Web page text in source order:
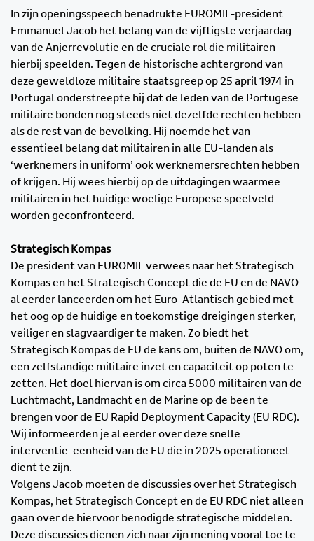
In zijn openingsspeech benadrukte EUROMIL-president
Emmanuel Jacob het belang van de vijftigste verjaardag
van de Anjerrevolutie en de cruciale rol die militairen
hierbij speelden. Tegen de historische achtergrond van
deze geweldloze militaire staatsgreep op 25 april 1974 in
Portugal onderstreepte hij dat de leden van de Portugese
militaire bonden nog steeds niet dezelfde rechten hebben
als de rest van de bevolking. Hij noemde het van
essentieel belang dat militairen in alle EU-landen als
‘werknemers in uniform’ ook werknemersrechten hebben
of krijgen. Hij wees hierbij op de uitdagingen waarmee
militairen in het huidige woelige Europese speelveld
worden geconfronteerd.
Strategisch Kompas
De president van EUROMIL verwees naar het Strategisch
Kompas en het Strategisch Concept die de EU en de NAVO
al eerder lanceerden om het Euro-Atlantisch gebied met
het oog op de huidige en toekomstige dreigingen sterker,
veiliger en slagvaardiger te maken. Zo biedt het
Strategisch Kompas de EU de kans om, buiten de NAVO om,
een zelfstandige militaire inzet en capaciteit op poten te
zetten. Het doel hiervan is om circa 5000 militairen van de
Luchtmacht, Landmacht en de Marine op de been te
brengen voor de EU Rapid Deployment Capacity (EU RDC).
Wij informeerden je al eerder over deze snelle
interventie-eenheid van de EU die in 2025 operationeel
dient te zijn.
Volgens Jacob moeten de discussies over het Strategisch
Kompas, het Strategisch Concept en de EU RDC niet alleen
gaan over de hiervoor benodigde strategische middelen.
Deze discussies dienen zich naar zijn mening vooral toe te